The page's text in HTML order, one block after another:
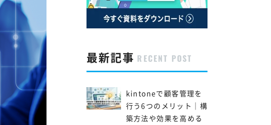
最新記事 RECENT POST
kintoneで顧客管理を
行う6つのメリット｜構
築方法や効果を高める